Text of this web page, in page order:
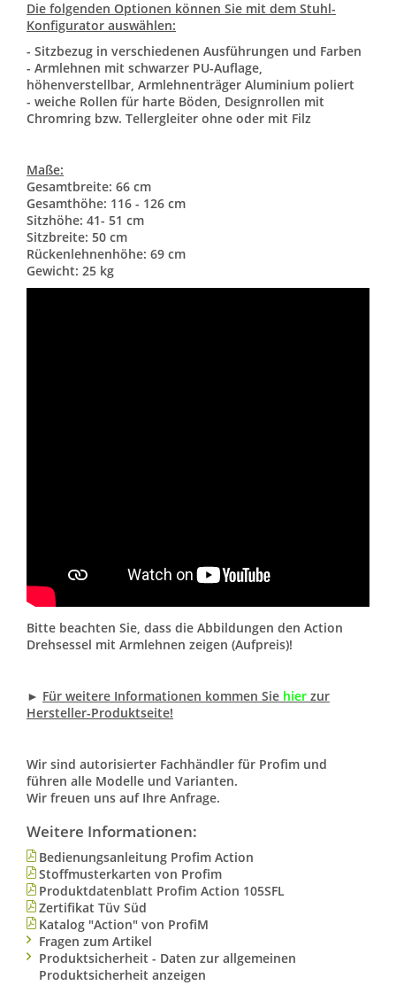
Die folgenden Optionen können Sie mit dem Stuhl-
Konfigurator auswählen:
- Sitzbezug in verschiedenen Ausführungen und Farben
- Armlehnen mit schwarzer PU-Auflage,
höhenverstellbar, Armlehnenträger Aluminium poliert
- weiche Rollen für harte Böden, Designrollen mit
Chromring bzw. Tellergleiter ohne oder mit Filz
Maße:
Gesamtbreite: 66 cm
Gesamthöhe: 116 - 126 cm
Sitzhöhe: 41- 51 cm
Sitzbreite: 50 cm
Rückenlehnenhöhe: 69 cm
Gewicht: 25 kg
Bitte beachten Sie, dass die Abbildungen den Action
Drehsessel mit Armlehnen zeigen (Aufpreis)!
► Für weitere Informationen kommen Sie hier zur
Hersteller-Produktseite!
Wir sind autorisierter Fachhändler für Profim und
führen alle Modelle und Varianten.
Wir freuen uns auf Ihre Anfrage.
Weitere Informationen:
Bedienungsanleitung Profim Action
Stoffmusterkarten von Profim
Produktdatenblatt Profim Action 105SFL
Zertifikat Tüv Süd
Katalog "Action" von ProfiM
Fragen zum Artikel
Produktsicherheit - Daten zur allgemeinen
Produktsicherheit anzeigen